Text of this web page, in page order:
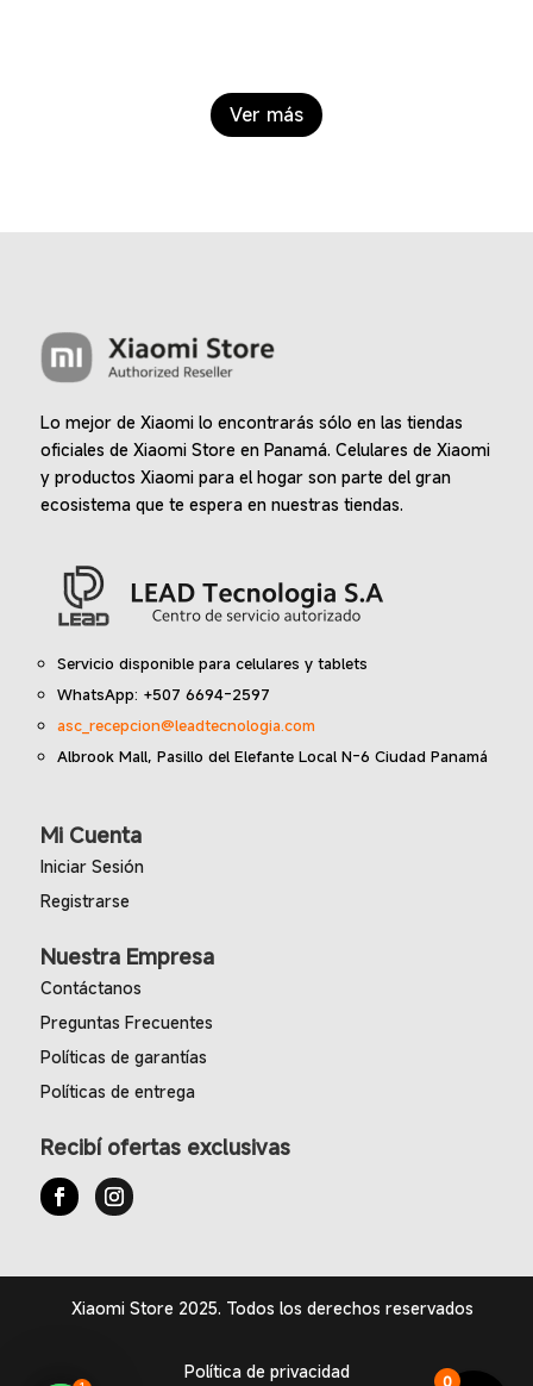
Ver más
Lo mejor de Xiaomi lo encontrarás sólo en las tiendas
oficiales de Xiaomi Store en Panamá. Celulares de Xiaomi
y productos Xiaomi para el hogar son parte del gran
ecosistema que te espera en nuestras tiendas.
Servicio disponible para celulares y tablets
WhatsApp: +507 6694-2597
asc_recepcion@leadtecnologia.com
Albrook Mall, Pasillo del Elefante Local N-6 Ciudad Panamá
Mi Cuenta
Iniciar Sesión
Registrarse
Nuestra Empresa
Contáctanos
Preguntas Frecuentes
Políticas de garantías
Políticas de entrega
Recibí ofertas exclusivas
Xiaomi Store 2025. Todos los derechos reservados
Política de privacidad 0